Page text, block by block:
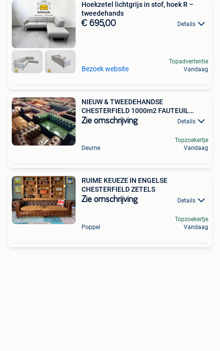
Hoekzetel lichtgrijs in stof, hoek R –
tweedehands
€ 695,00 Details
Bezoek website
Topadvertentie
Vandaag
NIEUW & TWEEDEHANDSE
CHESTERFIELD 1000m2 FAUTEUIL
BANK STOEL
Zie omschrijving Details
Deurne
Topzoekertje
Vandaag
RUIME KEUEZE IN ENGELSE
CHESTERFIELD ZETELS
Zie omschrijving Details
Poppel
Topzoekertje
Vandaag